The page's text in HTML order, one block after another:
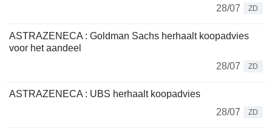
28/07
ZD
ASTRAZENECA : Goldman Sachs herhaalt koopadvies
voor het aandeel
28/07
ZD
ASTRAZENECA : UBS herhaalt koopadvies
28/07
ZD